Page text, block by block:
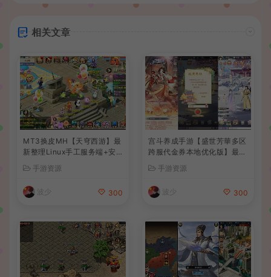
相关文章
MT3换皮MH【天穹西游】最
新整理Linux手工服务端+安
建教程+全套源码+视频教程
手游资源
波少 300
宫斗养成手游【盛世芳華多区
跨服代金券本地优化版】最新
手工服务端+CDK授权后台
+安卓+详细搭建教程
手游资源
波少 300